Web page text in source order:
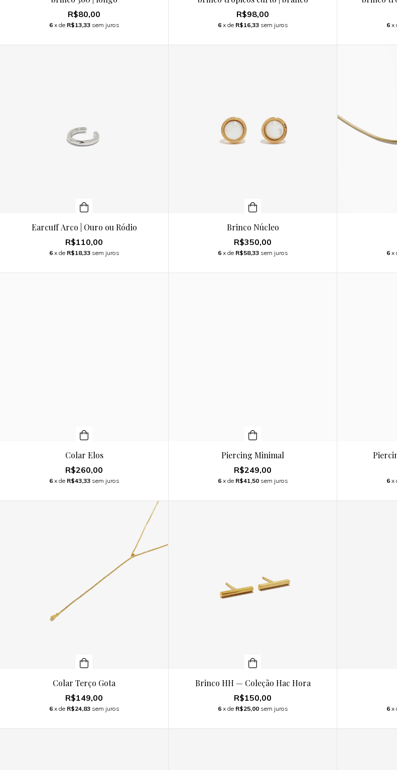
R$80,00
6 x de R$13,33 sem juros
R$98,00
6 x de R$16,33 sem juros 6 x
Earcuff Arco | Ouro ou Ródio
R$110,00
6 x de R$18,33 sem juros
Brinco Núcleo
R$350,00
6 x de R$58,33 sem juros 6 x
Colar Elos
R$260,00
6 x de R$43,33 sem juros
Piercing Minimal
R$249,00
6 x de R$41,50 sem juros 6 x
Colar Terço Gota
R$149,00
6 x de R$24,83 sem juros
Brinco HH — Coleção Hac Hora
R$150,00
6 x de R$25,00 sem juros 6 x